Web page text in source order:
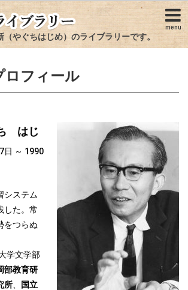
menu
やぐちはじめ）のライブラリーです。
ロフィール
はじ
～ 1990
システム
した。常
をつらぬ
学文学部
部教育研
所
国立